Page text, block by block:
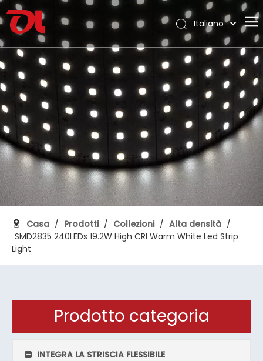
Casa
Chi siamo
Prodotti
Applicazione
Supporto
Scarica
Blog
Contatto
Italiano
العربية
Français
Pусский
Español
Português
Deutsch
日本語
한국어
Nederlands
Casa / Prodotti / Collezioni / Alta densità /
SMD2835 240LEDs 19.2W High CRI Warm White Led Strip
Light
Prodotto categoria
INTEGRA LA STRISCIA FLESSIBILE